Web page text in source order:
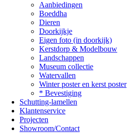
Aanbiedingen
Boeddha
Dieren
Doorkijkje
Eigen foto (in doorkijk)
Kerstdorp & Modelbouw
Landschappen
Museum collectie
Watervallen
Winter poster en kerst poster
* Bevestiging
Schutting-lamellen
Klantenservice
Projecten
Showroom/Contact